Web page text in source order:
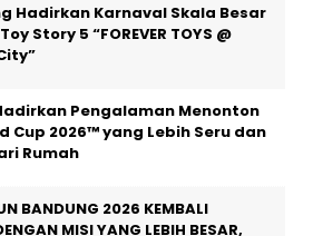
Hadirkan Karnaval Skala Besar
Story 5 “FOREVER TOYS @
Pengalaman Menonton
Cup 2026™ yang Lebih Seru dan
Rumah
BANDUNG 2026 KEMBALI
MISI YANG LEBIH BESAR,